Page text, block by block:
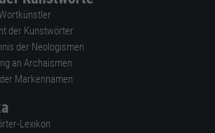
der Kunstwörter
der Neologismen
an Archaismen
Markennamen
Lexikon